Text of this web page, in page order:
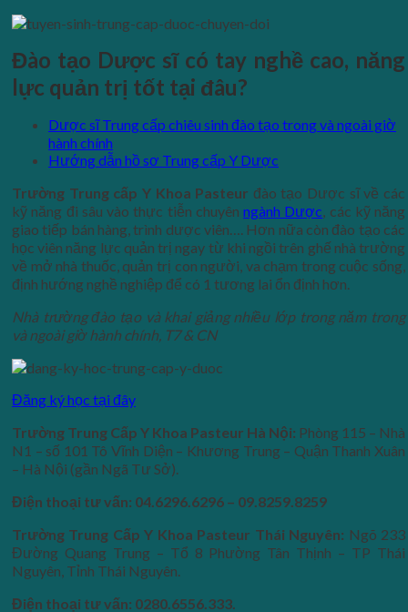
Đào tạo Dược sĩ có tay nghề cao, năng
lực quản trị tốt tại đâu?
Dược sĩ Trung cấp chiêu sinh đào tạo trong và ngoài giờ
hành chính
Hướng dẫn hồ sơ Trung cấp Y Dược
Trường Trung cấp Y Khoa Pasteur đào tạo Dược sĩ về các
kỹ năng đi sâu vào thực tiễn chuyên ngành Dược, các kỹ năng
giao tiếp bán hàng, trình dược viên…. Hơn nữa còn đào tạo các
học viên năng lực quản trị ngay từ khi ngồi trên ghế nhà trường
về mở nhà thuốc, quản trị con người, va chạm trong cuộc sống,
định hướng nghề nghiệp để có 1 tương lai ổn định hơn.
Nhà trường đào tạo và khai giảng nhiều lớp trong năm trong
và ngoài giờ hành chính, T7 & CN
Đăng ký học tại đây
Trường Trung Cấp Y Khoa Pasteur Hà Nội: Phòng 115 – Nhà
N1 – số 101 Tô Vĩnh Diện – Khương Trung – Quận Thanh Xuân
– Hà Nội (gần Ngã Tư Sở).
Điện thoại tư vấn: 04.6296.6296 – 09.8259.8259
Trường Trung Cấp Y Khoa Pasteur Thái Nguyên: Ngõ 233
Đường Quang Trung – Tổ 8 Phường Tân Thịnh – TP Thái
Nguyên, Tỉnh Thái Nguyên.
Điện thoại tư vấn: 0280.6556.333.